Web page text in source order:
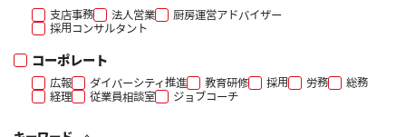
支店事務 法人営業
厨房運営アドバイザー
採用コンサルタント
コーポレート
広報 ダイバーシティ推進 教育研修 採用 労務
総務
経理
従業員相談室 ジョブコーチ